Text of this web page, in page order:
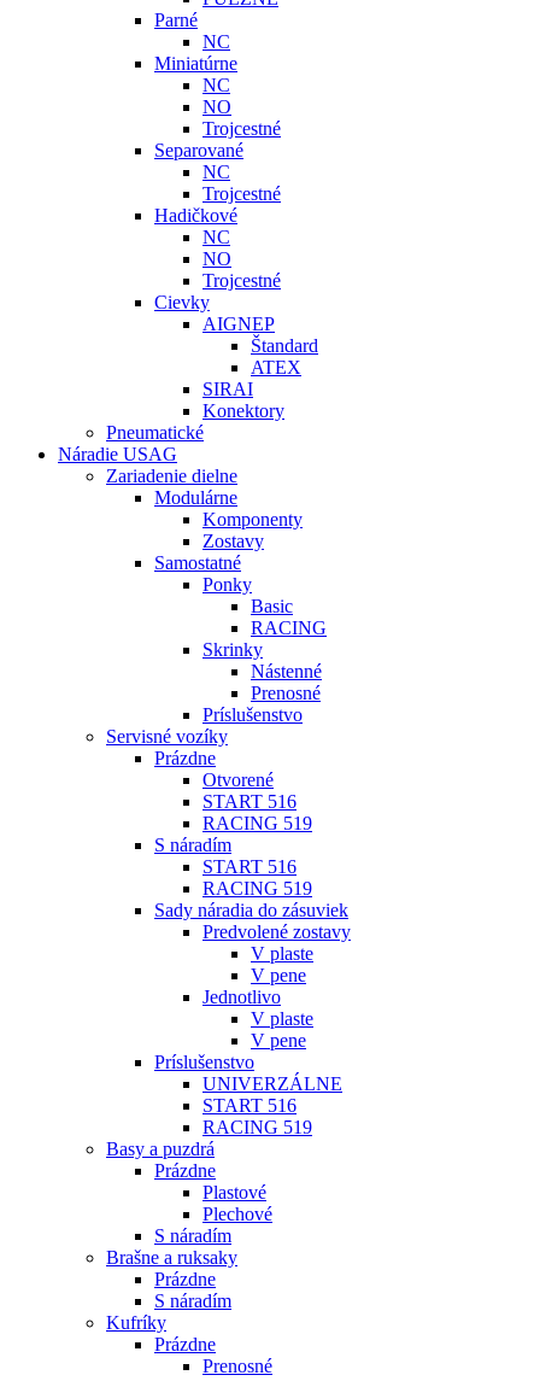
Parné
NC
Miniatúrne
NC
NO
Trojcestné
Separované
NC
Trojcestné
Hadičkové
NC
NO
Trojcestné
Cievky
AIGNEP
Štandard
ATEX
SIRAI
Konektory
Pneumatické
Náradie USAG
Zariadenie dielne
Modulárne
Komponenty
Zostavy
Samostatné
Ponky
Basic
RACING
Skrinky
Nástenné
Prenosné
Príslušenstvo
Servisné vozíky
Prázdne
Otvorené
START 516
RACING 519
S náradím
START 516
RACING 519
Sady náradia do zásuviek
Predvolené zostavy
V plaste
V pene
Jednotlivo
V plaste
V pene
Príslušenstvo
UNIVERZÁLNE
START 516
RACING 519
Basy a puzdrá
Prázdne
Plastové
Plechové
S náradím
Brašne a ruksaky
Prázdne
S náradím
Kufríky
Prázdne
Prenosné